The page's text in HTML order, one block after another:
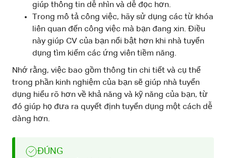
giúp thông tin dễ nhìn và dễ đọc hơn.
Trong mô tả công việc, hãy sử dụng các từ khóa
liên quan đến công việc mà bạn đang xin. Điều
này giúp CV của bạn nổi bật hơn khi nhà tuyển
dụng tìm kiếm các ứng viên tiềm năng.
Nhớ rằng, việc bao gồm thông tin chi tiết và cụ thể
trong phần kinh nghiệm của bạn sẽ giúp nhà tuyển
dụng hiểu rõ hơn về khả năng và kỹ năng của bạn, từ
đó giúp họ đưa ra quyết định tuyển dụng một cách dễ
dàng hơn.
ĐÚNG